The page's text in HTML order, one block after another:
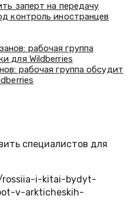
заперт на передачу
контроль иностранцев
рабочая группа обсудит
специалистов для
rossiia-i-kitai-bydyt-
v-arkticheskih-